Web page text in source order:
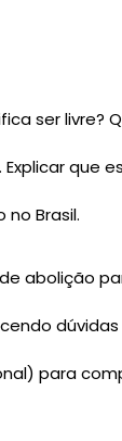
ser livre?
que
Brasil.
abolição
para